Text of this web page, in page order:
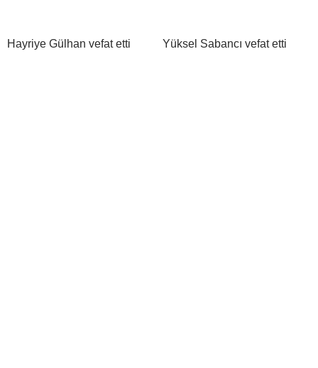
Hayriye Gülhan vefat etti Yüksel Sabancı vefat etti